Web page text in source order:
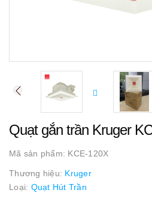
Quạt gắn trần Kruger
Mã sản phẩm: KCE-120X
Thương hiệu: Kruger
Loại: Quạt Hút Trần